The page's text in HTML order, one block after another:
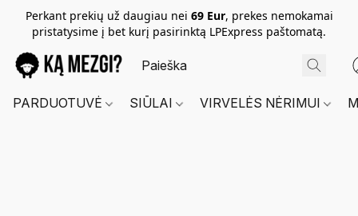
Perkant prekių už daugiau nei 69 Eur, prekes nemokamai
pristatysime į bet kurį pasirinktą LPExpress paštomatą.
PARDUOTUVĖ SIŪLAI VIRVELĖS NĖRIMUI